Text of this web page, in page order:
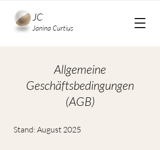
JC
Janina Curtius
Allgemeine
Geschäftsbedingungen
(AGB)
Stand: August 2025